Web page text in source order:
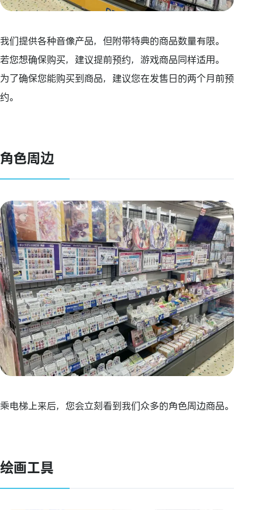
我们提供各种音像产品，但附带特典的商品数量有限。
若您想确保购买，建议提前预约，游戏商品同样适用。
为了确保您能购买到商品，建议您在发售日的两个月前预
约。
角色周边
乘电梯上来后，您会立刻看到我们众多的角色周边商品。
绘画工具